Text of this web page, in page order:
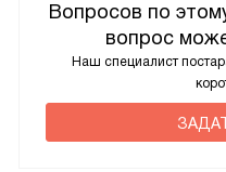
Вопросов по
вопрос
Наш специалист